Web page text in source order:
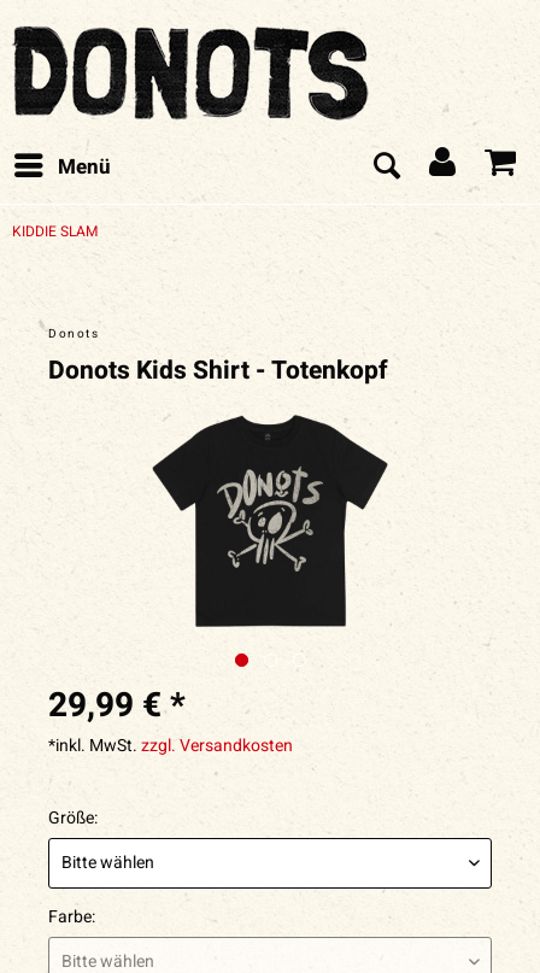
Menü
KIDDIE SLAM
Donots
Donots Kids Shirt - Totenkopf
29,99 € *
*inkl. MwSt.zzgl. Versandkosten
Größe:
Farbe: